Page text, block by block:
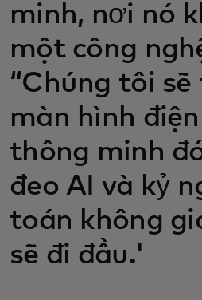
minh, nơi nó
một công
“Chúng tôi
màn hình
thông minh
đeo AI và kỷ
toán không
sẽ đi đầu.'